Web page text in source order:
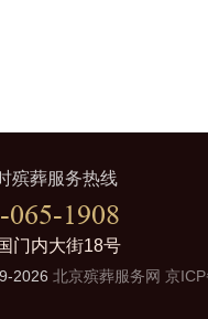
殡葬服务热线
065-1908
门内大街18号
2026 北京殡葬服务网 京